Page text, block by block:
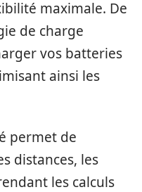
maximale. De
de charge
vos batteries
ainsi les
permet de
distances, les
les calculs